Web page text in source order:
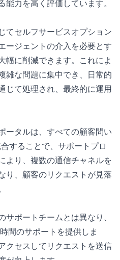
力を高く評価しています。
てセルフサービスオプション
ージェントの介入を必要とす
幅に削減できます。これによ
雑な問題に集中でき、日常的
じて処理され、最終的に運用
ータルは、すべての顧客問い
することで、サポートプロ
より、複数の通信チャネルを
り、顧客のリクエストが見落
ポートチームとは異なり、
間のサポートを提供しま
クセスしてリクエストを送信